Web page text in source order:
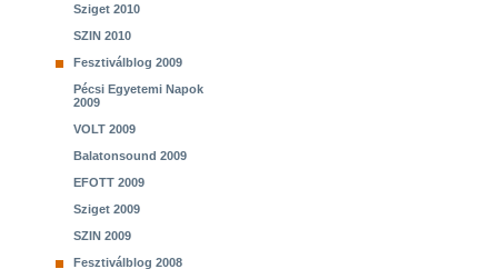
Sziget 2010
SZIN 2010
Fesztiválblog 2009
Pécsi Egyetemi Napok
2009
VOLT 2009
Balatonsound 2009
EFOTT 2009
Sziget 2009
SZIN 2009
Fesztiválblog 2008